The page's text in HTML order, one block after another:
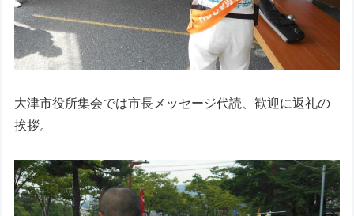
大津市役所集会では市長メッセージ代読、歓迎に返礼の
挨拶。